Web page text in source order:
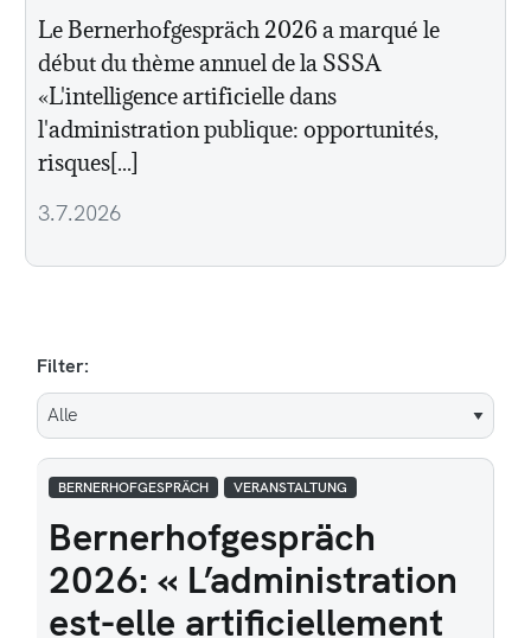
Le Bernerhofgespräch 2026 a marqué le
début du thème annuel de la SSSA
«L'intelligence artificielle dans
l'administration publique: opportunités,
risques[...]
3.7.2026
Filter:
BERNERHOFGESPRÄCH VERANSTALTUNG
Bernerhofgespräch
2026: « L’administration
est-elle artificiellement